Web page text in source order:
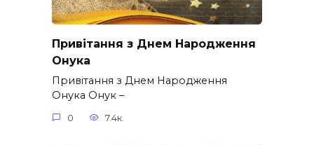
Привітання з Днем Народження
Онука
Привітання з Днем Народження
Онука Онук –
0 7.4к.